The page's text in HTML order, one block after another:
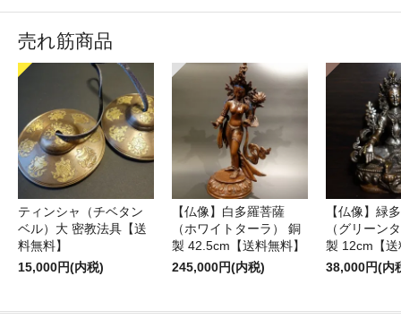
売れ筋商品
ティンシャ（チベタン
ベル）大 密教法具【送
料無料】
15,000円(内税)
【仏像】白多羅菩薩
（ホワイトターラ） 銅
製 42.5cm【送料無料】
245,000円(内税)
【仏像】緑
（グリーン
製 12cm【
38,000円(内